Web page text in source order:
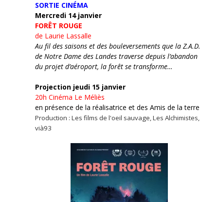
SORTIE CINÉMA
Mercredi 14 janvier
FORÊT ROUGE
de Laurie Lassalle
Au fil des saisons et des bouleversements que la Z.A.D.
de Notre Dame des Landes traverse depuis l’abandon
du projet d’aéroport, la forêt se transforme…
Projection jeudi 15 janvier
20h Cinéma Le Méliès
en présence de la réalisatrice et des Amis de la terre
Production : Les films de l'oeil sauvage, Les Alchimistes,
vià93